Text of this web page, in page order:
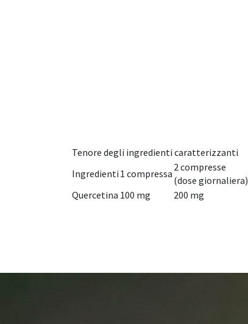
Tenore degli ingredienti caratterizzanti
Ingredienti 1 compressa
2 compresse
(dose giornaliera)
Quercetina 100 mg 200 mg